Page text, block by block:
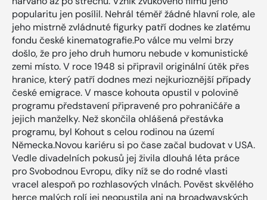
popularitu jen posílil. Nehrál téměř žádné hlavní role, ale
jeho mistrně zvládnuté figurky patří dodnes ke zlatému
fondu české kinematografie.Po válce mu velmi brzy
došlo, že pro jeho druh humoru nebude v komunistické
zemi místo. V roce 1948 si připravil originální útěk přes
hranice, který patří dodnes mezi nejkurioznější případy
české emigrace. V masce kohouta opustil v polovině
programu představení připravené pro pohraničáře a
jejich manželky. Než skončila ohlášená přestávka
programu, byl Kohout s celou rodinou na území
Německa.Novou kariéru si po čase začal budovat v USA.
Vedle divadelních pokusů jej živila dlouhá léta práce
pro Svobodnou Evropu, díky níž se do rodné vlasti
vracel alespoň po rozhlasových vlnách. Pověst skvělého
herce malých rolí jej neopustila ani na broadwayských